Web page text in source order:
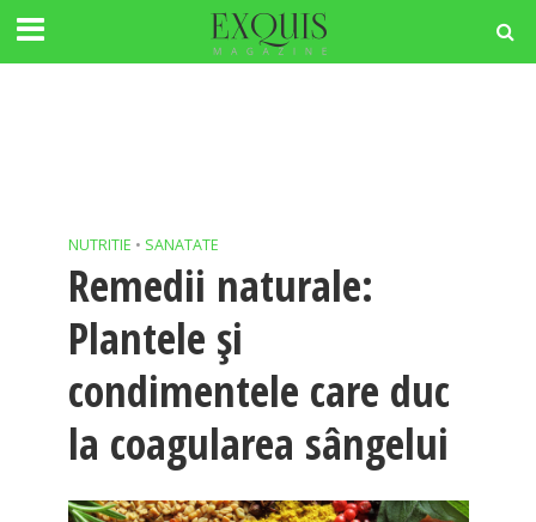
NUTRITIE • SANATATE
Remedii naturale:
Plantele și
condimentele care duc
la coagularea sângelui